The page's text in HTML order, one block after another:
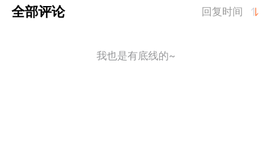
全部评论 回复时间
我也是有底线的~